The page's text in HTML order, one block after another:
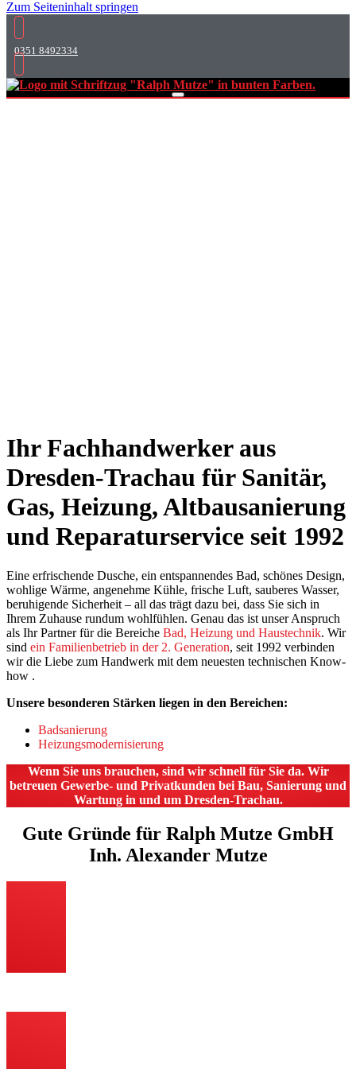
Zum Seiteninhalt springen
0351 8492334
Ihr Fachhandwerker aus
Dresden-Trachau für Sanitär,
Gas, Heizung, Altbausanierung
und Reparaturservice seit 1992
Eine erfrischende Dusche, ein entspannendes Bad, schönes Design,
wohlige Wärme, angenehme Kühle, frische Luft, sauberes Wasser,
beruhigende Sicherheit – all das trägt dazu bei, dass Sie sich in
Ihrem Zuhause rundum wohlfühlen. Genau das ist unser Anspruch
als Ihr Partner für die Bereiche Bad, Heizung und Haustechnik. Wir
sind ein Familienbetrieb in der 2. Generation, seit 1992 verbinden
wir die Liebe zum Handwerk mit dem neuesten technischen Know-
how .
Unsere besonderen Stärken liegen in den Bereichen:
Badsanierung
Heizungsmodernisierung
Wenn Sie uns brauchen, sind wir schnell für Sie da. Wir
betreuen Gewerbe- und Privatkunden bei Bau, Sanierung und
Wartung in und um Dresden-Trachau.
Gute Gründe für Ralph Mutze GmbH
Inh. Alexander Mutze